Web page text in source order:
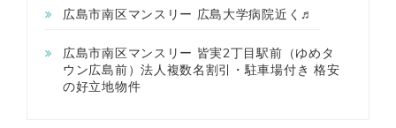
広島市南区マンスリー 広島大学病院近く♬
広島市南区マンスリー 皆実2丁目駅前（ゆめタ
ウン広島前）法人複数名割引・駐車場付き 格安
の好立地物件